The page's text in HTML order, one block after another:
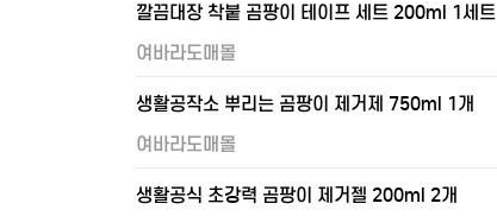
깔끔대장 착붙 곰팡이 테이프 세트 200ml 1세트
여바라도매몰
생활공작소 뿌리는 곰팡이 제거제 750ml 1개
여바라도매몰
생활공식 초강력 곰팡이 제거젤 200ml 2개